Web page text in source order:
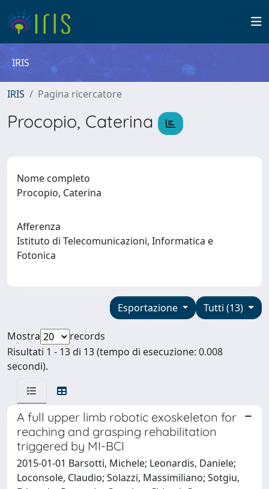
IRIS
IRIS Pagina ricercatore
Procopio, Caterina
Nome completo
Procopio, Caterina
Afferenza
Istituto di Telecomunicazioni, Informatica e
Fotonica
Tutti (13)
Esportazione
Mostra
records
Risultati 1 - 13 di 13 (tempo di esecuzione: 0.008
secondi).
A full upper limb robotic exoskeleton for
reaching and grasping rehabilitation
triggered by MI-BCI
2015-01-01 Barsotti, Michele; Leonardis, Daniele;
Loconsole, Claudio; Solazzi, Massimiliano; Sotgiu,